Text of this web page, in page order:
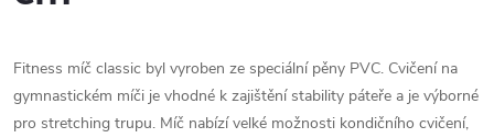
Fitness míč classic byl vyroben ze speciální pěny PVC. Cvičení na
gymnastickém míči je vhodné k zajištění stability páteře a je výborné
pro stretching trupu. Míč nabízí velké možnosti kondičního cvičení,